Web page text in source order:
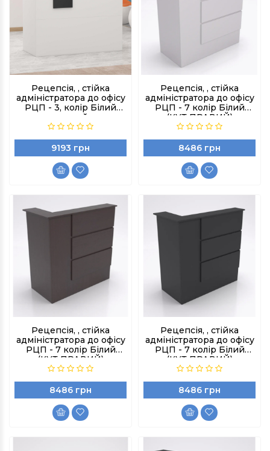
Рецепсія, , стійка
адміністратора до офісу
РЦП - 3, колір Білий
чорний
9193 грн
Рецепсія, , стійка
адміністратора до офісу
РЦП - 7 колір Білий
(КУТ ПРАВИЙ)
8486 грн
Рецепсія, , стійка
адміністратора до офісу
РЦП - 7 колір Білий
(КУТ ПРАВИЙ)
8486 грн
Рецепсія, , стійка
адміністратора до офісу
РЦП - 7 колір Білий
(КУТ ПРАВИЙ)
8486 грн